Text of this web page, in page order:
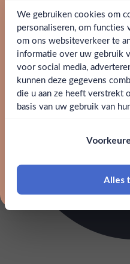
Ben jij 18
Ja
18 jaar of ouder
We gebruiken cookies om
personaliseren, om functies
om ons websiteverkeer te
informatie over uw gebruik
voor social media,
kunnen deze gegevens
die u aan ze heeft verstrekt
basis van uw gebruik van
Alles
Schrijf je in en ontvang
Email
Claim